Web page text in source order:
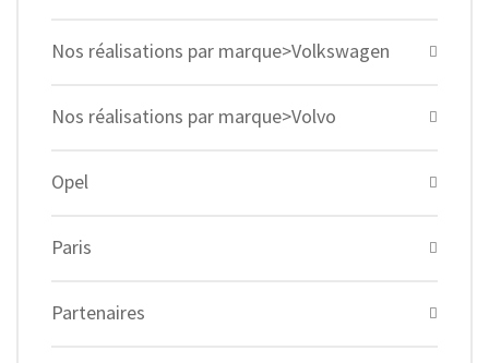
Nos réalisations par marque>Volkswagen
Nos réalisations par marque>Volvo
Opel
Paris
Partenaires